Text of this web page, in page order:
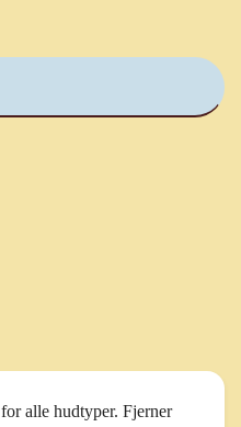
alle hudtyper. Fjerner